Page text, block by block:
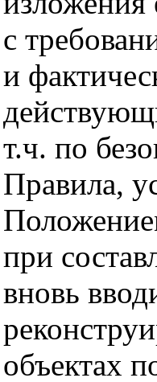
с
и
т.ч. по
Правила,
при
вновь
объектах